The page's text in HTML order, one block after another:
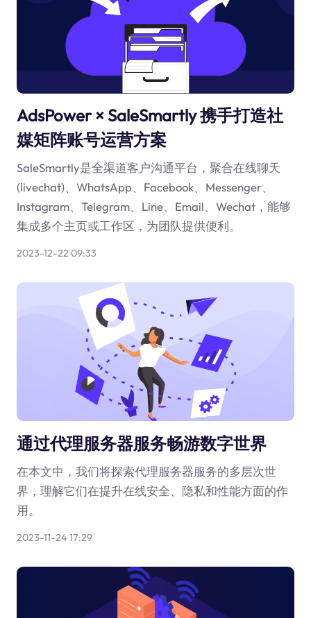
AdsPower × SaleSmartly 携手打造社
媒矩阵账号运营方案
SaleSmartly是全渠道客户沟通平台，聚合在线聊天
(livechat)、WhatsApp、Facebook、Messenger、
Instagram、Telegram、Line、Email、Wechat，能够
集成多个主页或工作区，为团队提供便利。
2023-12-22 09:33
通过代理服务器服务畅游数字世界
在本文中，我们将探索代理服务器服务的多层次世
界，理解它们在提升在线安全、隐私和性能方面的作
用。
2023-11-24 17:29